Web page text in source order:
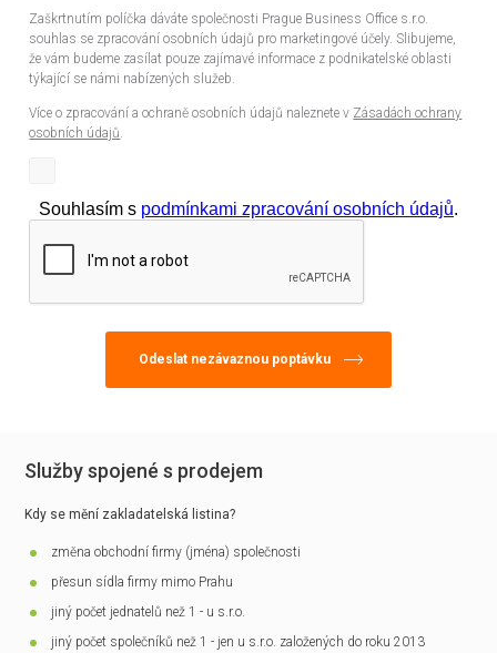
Zaškrtnutím políčka dáváte společnosti Prague Business Office s.r.o.
souhlas se zpracování osobních údajů pro marketingové účely. Slibujeme,
že vám budeme zasílat pouze zajímavé informace z podnikatelské oblasti
týkající se námi nabízených služeb.
Více o zpracování a ochraně osobních údajů naleznete v Zásadách ochrany
osobních údajů.
Souhlasím s podmínkami zpracování osobních údajů.
Služby spojené s prodejem
Kdy se mění zakladatelská listina?
změna obchodní firmy (jména) společnosti
přesun sídla firmy mimo Prahu
jiný počet jednatelů než 1 - u s.r.o.
jiný počet společníků než 1 - jen u s.r.o. založených do roku 2013